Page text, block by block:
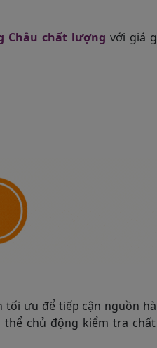
Châu chất lượng với giá
tối ưu để tiếp cận nguồn
chủ động kiểm tra